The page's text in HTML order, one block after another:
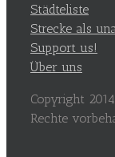
Städteliste
Strecke als
Support us!
Über uns
Copyright
Rechte